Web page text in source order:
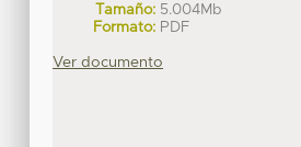
Tamaño: 5.004Mb
Formato: PDF
Ver documento